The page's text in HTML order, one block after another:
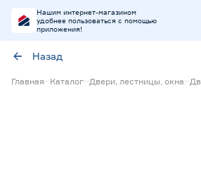
Нашим интернет-магазином
удобнее пользоваться с помощью
приложения!
Назад
Главная Каталог Двери, лестницы, окна